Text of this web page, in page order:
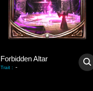
Forbidden Altar
Trait : -